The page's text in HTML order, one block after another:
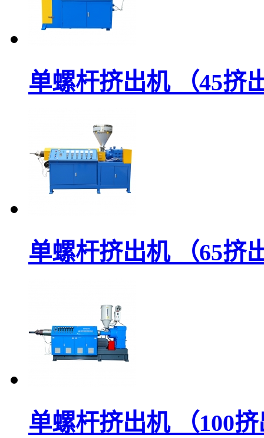
单螺杆挤出机 （45挤
单螺杆挤出机 （65挤
单螺杆挤出机 （100